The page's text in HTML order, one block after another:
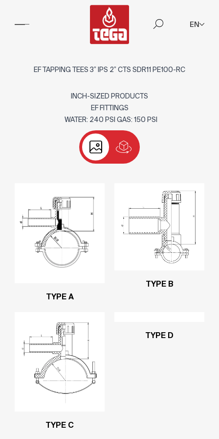
EN
EF TAPPING TEES 3” IPS 2” CTS SDR11 PE100-RC
INCH-SIZED PRODUCTS
EF FITTINGS
WATER: 240 PSI GAS: 150 PSI
TYPE A
TYPE B
TYPE C
TYPE D